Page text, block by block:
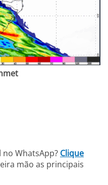
no WhatsApp? Clique
mão as principais